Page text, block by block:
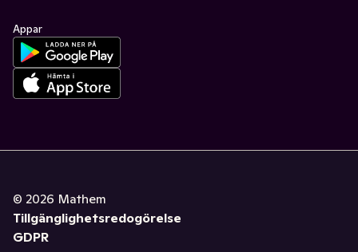
Appar
© 2026 Mathem
Tillgänglighetsredogörelse
GDPR